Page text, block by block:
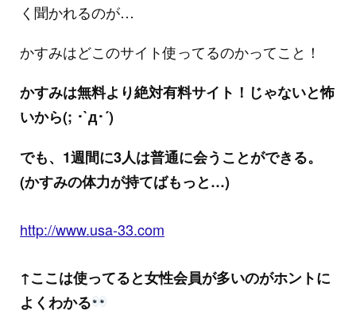
く聞かれるのが…
かすみはどこのサイト使ってるのかってこと！
かすみは無料より絶対有料サイト！じゃないと怖
いから(; ･`д･´)
でも、1週間に3人は普通に会うことができる。
(かすみの体力が持てばもっと…)
http://www.usa-33.com
↑ここは使ってると女性会員が多いのがホントに
よくわかる